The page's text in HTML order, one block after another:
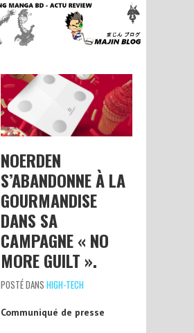
NOERDEN
S’ABANDONNE À LA
GOURMANDISE
DANS SA
CAMPAGNE « NO
MORE GUILT ».
POSTÉ DANS HIGH-TECH
Communiqué de presse